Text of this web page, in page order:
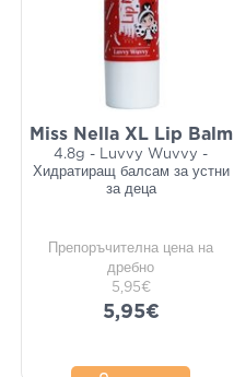
Miss Nella XL Lip Balm
4.8g - Luvvy Wuvvy -
Хидратиращ балсам за устни
за деца
Препоръчителна цена на
дребно
5,95€
5,95€